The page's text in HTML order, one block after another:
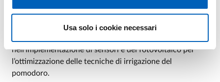
Usa solo i cookie necessari
individueranno colture per la rotazione studiandone il
potenziale produttivo e di sostenibilità. Azienda Stuard,
nell’implementazione di sensori e del fotovoltaico per
l’ottimizzazione delle tecniche di irrigazione del
pomodoro.